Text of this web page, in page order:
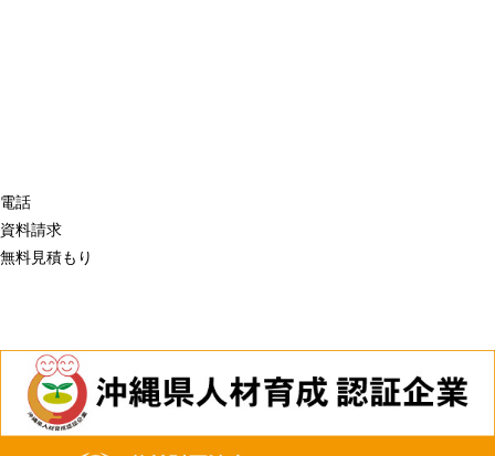
電話
資料請求
無料見積もり